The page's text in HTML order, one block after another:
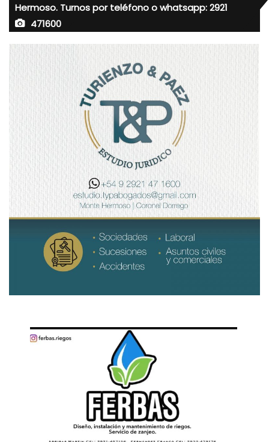
Hermoso. Turnos por teléfono o whatsapp: 2921
471600